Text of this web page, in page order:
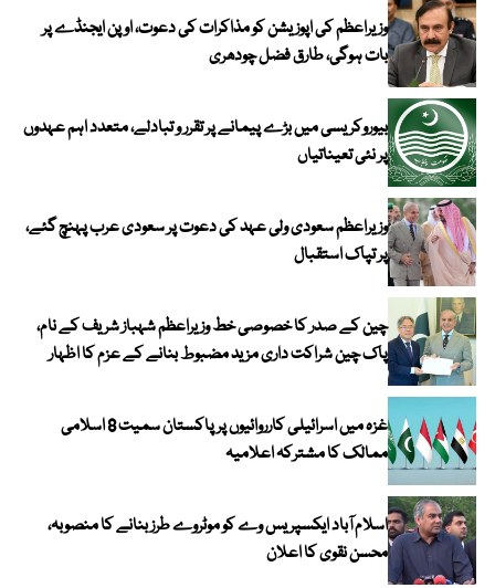
وزیراعظم کی اپوزیشن کو مذاکرات کی دعوت، اوپن ایجنڈے پر
بات ہوگی، طارق فضل چودھری
بیوروکریسی میں بڑے پیمانے پر تقرر و تبادلے، متعدد اہم عہدوں
پر نئی تعیناتیاں
وزیراعظم سعودی ولی عہد کی دعوت پر سعودی عرب پہنچ گئے،
پر تپاک استقبال
چین کے صدر کا خصوصی خط وزیراعظم شہباز شریف کے نام،
پاک چین شراکت داری مزید مضبوط بنانے کے عزم کا اظہار
غزہ میں اسرائیلی کارروائیوں پر پاکستان سمیت 8 اسلامی
ممالک کا مشترکہ اعلامیہ
اسلام آباد ایکسپریس وے کو موٹروے طرز بنانے کا منصوبہ،
محسن نقوی کا اعلان